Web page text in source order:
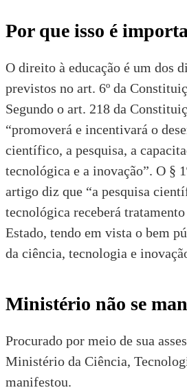
Por que isso é
O direito à educação é um dos
previstos no art. 6º da
Segundo o art. 218 da
“promoverá e incentivará o
científico, a pesquisa, a
tecnológica e a inovação”. O §
artigo diz que “a pesquisa
tecnológica receberá
Estado, tendo em vista o bem
da ciência, tecnologia e
Ministério não se
Procurado por meio de sua
Ministério da Ciência,
manifestou.